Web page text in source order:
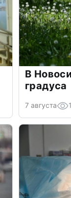
В
градуса
7 августа 1